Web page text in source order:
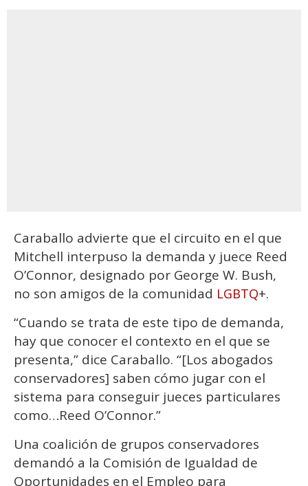
Caraballo advierte que el circuito en el que
Mitchell interpuso la demanda y juece Reed
O’Connor, designado por George W. Bush,
no son amigos de la comunidad LGBTQ+.
“Cuando se trata de este tipo de demanda,
hay que conocer el contexto en el que se
presenta,” dice Caraballo. “[Los abogados
conservadores] saben cómo jugar con el
sistema para conseguir jueces particulares
como…Reed O’Connor.”
Una coalición de grupos conservadores
demandó a la Comisión de Igualdad de
Oportunidades en el Empleo para